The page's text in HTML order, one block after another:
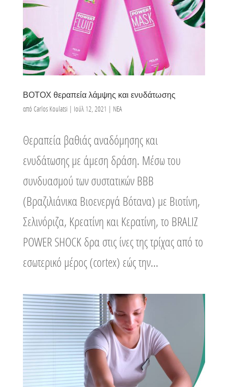
ΒΟΤΟΧ θεραπεία λάμψης και ενυδάτωσης
από Carlos Koulatsi | Ιούλ 12, 2021 | ΝΕΑ
Θεραπεία βαθιάς αναδόμησης και
ενυδάτωσης με άμεση δράση. Μέσω του
συνδυασμού των συστατικών BBB
(Βραζιλιάνικα Βιοενεργά Βότανα) με Βιοτίνη,
Σελινόριζα, Κρεατίνη και Κερατίνη, το BRALIZ
POWER SHOCK δρα στις ίνες της τρίχας από το
εσωτερικό μέρος (cortex) εώς την...